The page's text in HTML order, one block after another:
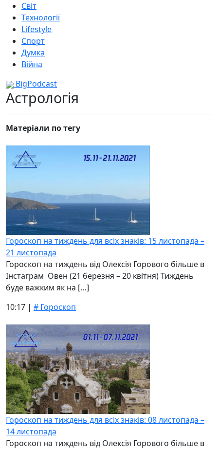
Світ
Технології
Lifestyle
Спорт
Думка
Війна
BigPodcast
Астрологія
Матеріали по тегу
Гороскоп на тиждень для всіх знаків: 15 листопада –
21 листопада
Гороскоп на тиждень від Олексія Горового більше в
Інстаграм Овен (21 березня – 20 квітня) Тиждень
буде важким як на […]
10:17 | # Гороскоп
Гороскоп на тиждень для всіх знаків: 08 листопада –
14 листопада
Гороскоп на тиждень від Олексія Горового більше в